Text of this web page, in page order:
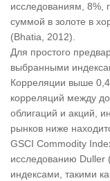
исследованиям, 8%,
суммой в золоте в
(Bhatia, 2012).
Для простого
выбранными
Корреляции выше
корреляций между
облигаций и акций,
рынков ниже
GSCI Commodity
исследованию
индексами, такими